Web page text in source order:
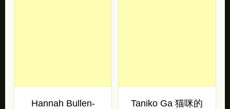
Hannah Bullen-
Taniko Ga 猫咪的